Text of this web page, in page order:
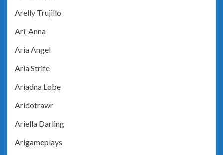
Arelly Trujillo
Ari_Anna
Aria Angel
Aria Strife
Ariadna Lobe
Aridotrawr
Ariella Darling
Arigameplays